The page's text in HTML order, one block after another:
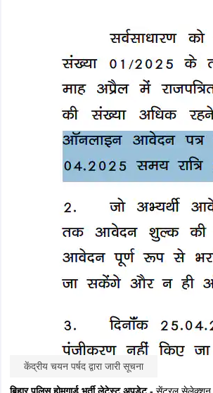
बिहार पुलिस कांस्टेबल परीक्षा शहर और परीक्षा तिथि की
कांस्टेबल एग्जाम सिटी इंटिमशन स्लिप आधिकारिक
लॉगइन क्रेडेंशियल की मदद से बिहार पुलिस सिपाही
सकते हैं। केंद्रीय चयन पर्षद (सिपाही भर्ती) द्वारा
बहाली होगी। इसमें महिलाओं के लिए 6717 पद आरक्षित हैं।
पर नियुक्ति के लिए 18 मार्च को ऑनलाइन आवेदन जारी
अप्रैल तक ऑफिशियल वेबसाइट https://
कर सकते थे। सिपाही भर्ती आवेदन की अंतिम तिथि 18
अप्रैल कर दिया था।
केंद्रीय चयन पर्षद द्वारा 2023 में जारी
लिए हुई परीक्षा का फाइनल परिणाम जारी कर दिया गया है।
391 है। चयनित उम्मीदवारों के लिए जिला/ इकाई/
गई है। हाल ही में सासाराम और डेहरी में आवंटित सीटों के
में संशोधन कर नई सूचना जारी की गई है।
आगामी सरकारी परीक्षाएं
केंद्रीय चयन पर्षद (सिपाही भर्ती) द्वारा सिपाही भर्ती के